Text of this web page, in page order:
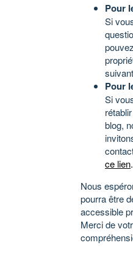
Pour
Si
suivant
Pour
Si
blog,
ce lien.
Nous
pourra être
accessible
Merci de